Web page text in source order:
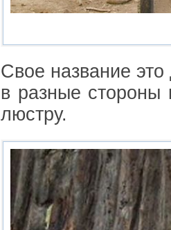
Свое название
в разные стороны
люстру.